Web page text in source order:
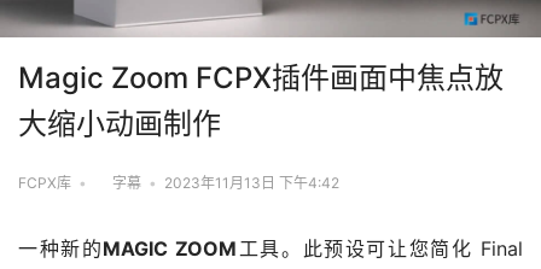
Magic Zoom FCPX插件画面中焦点放
大缩小动画制作
FCPX库 • 字幕 • 2023年11月13日 下午4:42
一种新的MAGIC ZOOM工具。此预设可让您简化 Final